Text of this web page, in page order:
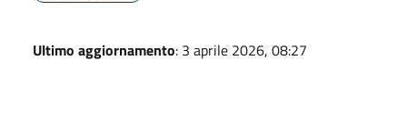
Ultimo aggiornamento: 3 aprile 2026, 08:27